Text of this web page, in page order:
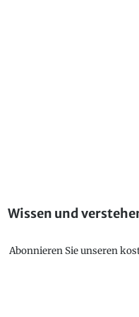
Wissen und
Abonnieren Sie unseren